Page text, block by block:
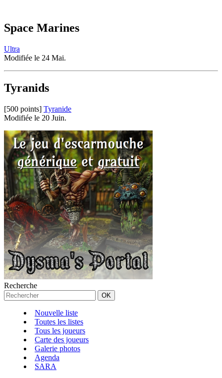
Space Marines
Ultra
Modifiée le 24 Mai.
Tyranids
[500 points] Tyranide
Modifiée le 20 Juin.
Recherche
Nouvelle liste
Toutes les listes
Tous les joueurs
Carte des joueurs
Galerie photos
Agenda
SARA